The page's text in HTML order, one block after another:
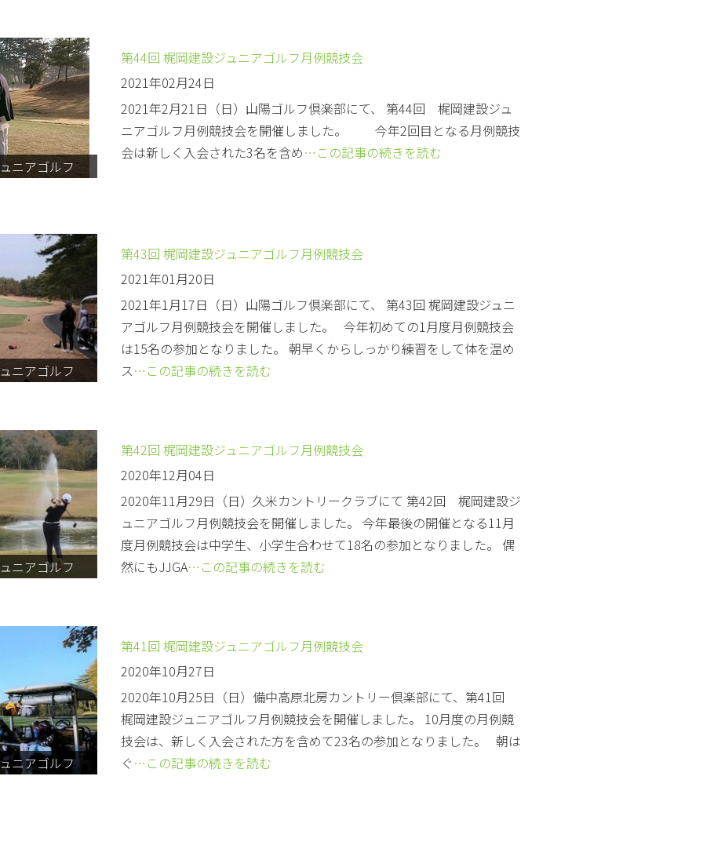
ニアゴルフ
第44回 梶岡建設ジュニアゴルフ月例競技会
2021年02月24日
2021年2月21日（日）山陽ゴルフ倶楽部にて、 第44回 梶岡建設ジュ
ニアゴルフ月例競技会を開催しました。 今年2回目となる月例競技
会は新しく入会された3名を含め…この記事の続きを読む
ニアゴルフ
第43回 梶岡建設ジュニアゴルフ月例競技会
2021年01月20日
2021年1月17日（日）山陽ゴルフ倶楽部にて、 第43回 梶岡建設ジュニ
アゴルフ月例競技会を開催しました。 今年初めての1月度月例競技会
は15名の参加となりました。 朝早くからしっかり練習をして体を温め
ス…この記事の続きを読む
ニアゴルフ
第42回 梶岡建設ジュニアゴルフ月例競技会
2020年12月04日
2020年11月29日（日）久米カントリークラブにて 第42回 梶岡建設ジ
ュニアゴルフ月例競技会を開催しました。 今年最後の開催となる11月
度月例競技会は中学生、小学生合わせて18名の参加となりました。 偶
然にもJJGA…この記事の続きを読む
ニアゴルフ
第41回 梶岡建設ジュニアゴルフ月例競技会
2020年10月27日
2020年10月25日（日）備中高原北房カントリー倶楽部にて、第41回
梶岡建設ジュニアゴルフ月例競技会を開催しました。 10月度の月例競
技会は、新しく入会された方を含めて23名の参加となりました。 朝は
ぐ…この記事の続きを読む